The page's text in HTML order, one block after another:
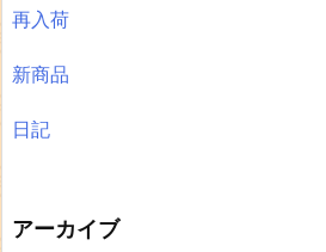
再入荷
新商品
日記
アーカイブ